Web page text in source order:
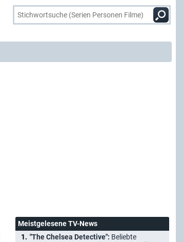
Meistgelesene TV-News
"The Chelsea Detective": Beliebte